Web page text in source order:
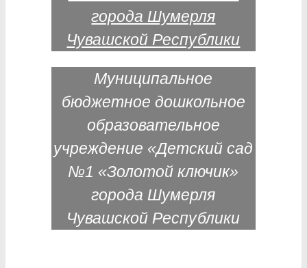
Муниципальное
бюджетное дошкольное
образовательное
учреждение «Детский сад
№1 «Золотой ключик»
города Шумерля
Чувашской Республики